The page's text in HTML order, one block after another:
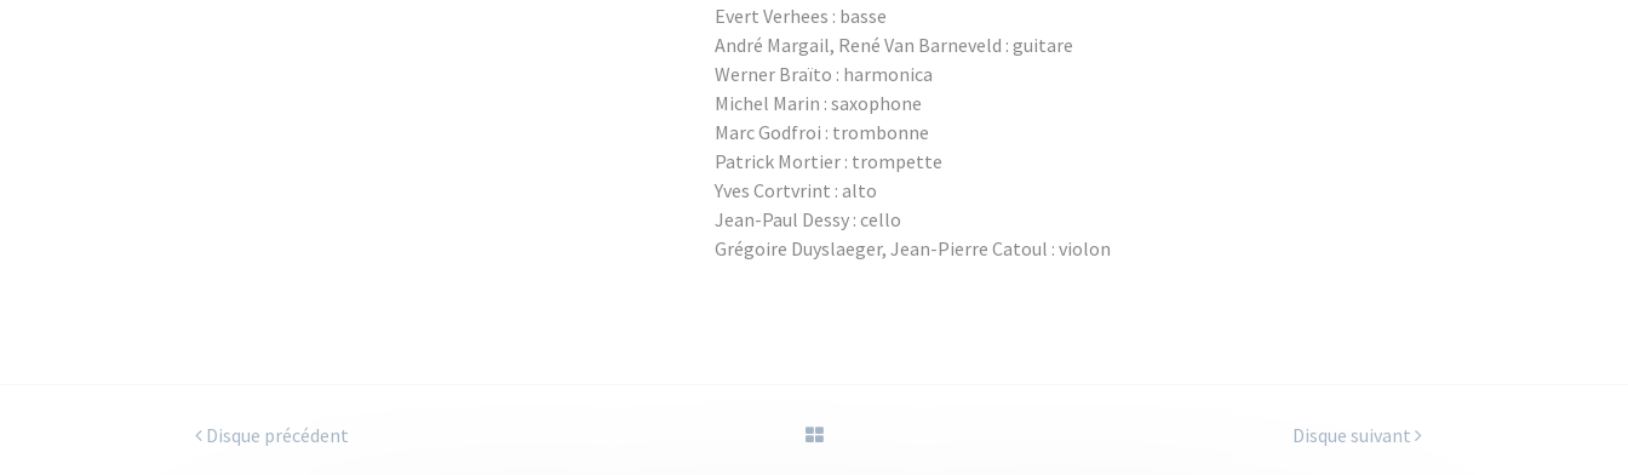
Evert Verhees : basse
André Margail, René Van Barneveld : guitare
Werner Braïto : harmonica
Michel Marin : saxophone
Marc Godfroi : trombonne
Patrick Mortier : trompette
Yves Cortvrint : alto
Jean-Paul Dessy : cello
Grégoire Duyslaeger, Jean-Pierre Catoul : violon
Disque précédent Disque suivant